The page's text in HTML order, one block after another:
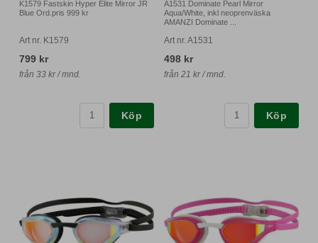
K1579 Fastskin Hyper Elite Mirror JR
Blue Ord.pris 999 kr
Art nr. K1579
799 kr
från 33 kr / mnd.
Köp
A1531 Dominate Pearl Mirror
Aqua/White, inkl neoprenväska
AMANZI Dominate ...
Art nr. A1531
498 kr
från 21 kr / mnd.
Köp